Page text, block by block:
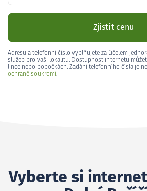
Zjistit cenu
Adresu a telefonní číslo vyplňujete za účelem
služeb pro vaši lokalitu. Dostupnost internetu
lince nebo pobočkách. Zadání telefonního čísla je
ochraně soukromí.
Vyberte si